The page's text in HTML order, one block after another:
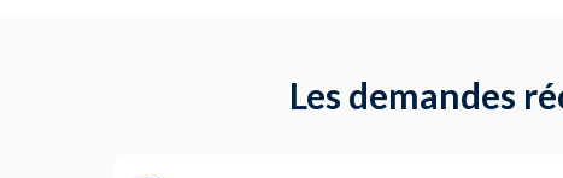
Les demandes